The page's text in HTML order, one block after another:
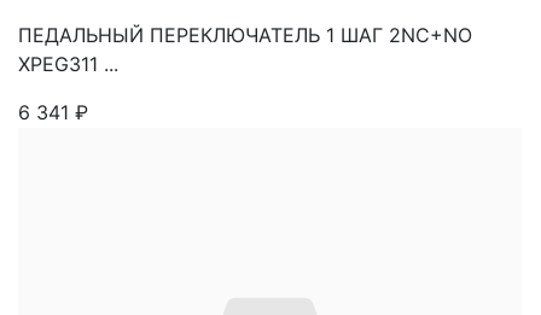
ПЕДАЛЬНЫЙ ПЕРЕКЛЮЧАТЕЛЬ 1 ШАГ 2NC+NO
XPEG311 ...
6 341 ₽